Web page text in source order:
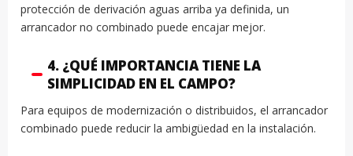
protección de derivación aguas arriba ya definida, un
arrancador no combinado puede encajar mejor.
4. ¿QUÉ IMPORTANCIA TIENE LA
SIMPLICIDAD EN EL CAMPO?
Para equipos de modernización o distribuidos, el arrancador
combinado puede reducir la ambigüedad en la instalación.